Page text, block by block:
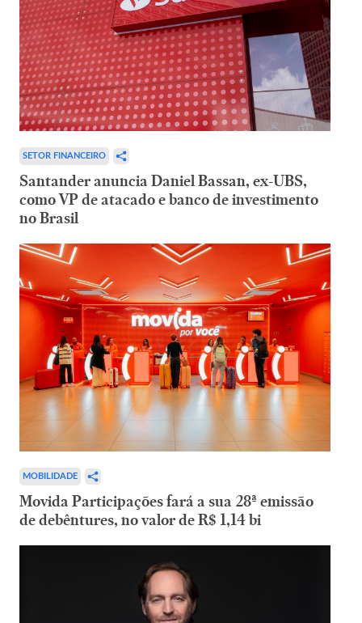
SETOR FINANCEIRO
Santander anuncia Daniel Bassan, ex-UBS,
como VP de atacado e banco de investimento
no Brasil
MOBILIDADE
Movida Participações fará a sua 28ª emissão
de debêntures, no valor de R$ 1,14 bi